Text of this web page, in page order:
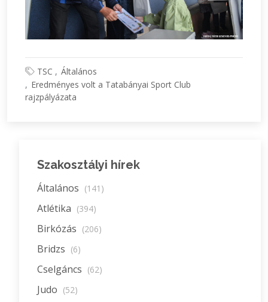
TSC
Általános
Eredményes volt a Tatabányai Sport Club
rajzpályázata
Szakosztályi hírek
Általános (141)
Atlétika (394)
Birkózás (206)
Bridzs (6)
Cselgáncs (62)
Judo (52)